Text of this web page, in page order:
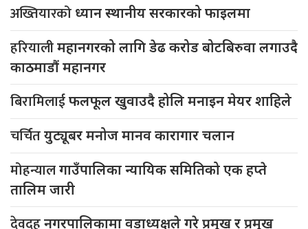
अख्तियारको ध्यान स्थानीय सरकारको फाइलमा
हरियालीमहानगरको लागि डेढ करोड बोटबिरुवा लगाउदै
काठमाडौं महानगर
बिरामिलाईफलफूल खुवाउदै होलि मनाइन मेयर शाहिले
चर्चितयुट्यूबर मनोज मानव कारागार चलान
मोहन्यालगाउँपालिका न्यायिक समितिको एक हप्ते
तालिम जारी
देवदहनगरपालिकामा वडाध्यक्षले गरे प्रमुख र प्रमुख